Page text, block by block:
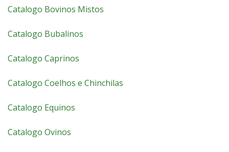
Catalogo Bovinos Mistos
Catalogo Bubalinos
Catalogo Caprinos
Catalogo Coelhos e Chinchilas
Catalogo Equinos
Catalogo Ovinos